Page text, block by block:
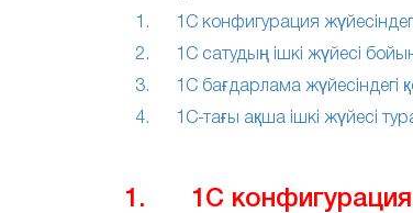
1. 1С конфигурация
2. 1С сатудың ішкі жүйесі
3. 1С бағдарлама жүйесіндегі
4. 1С-тағы ақша ішкі жүйесі
1. 1С конфигурация